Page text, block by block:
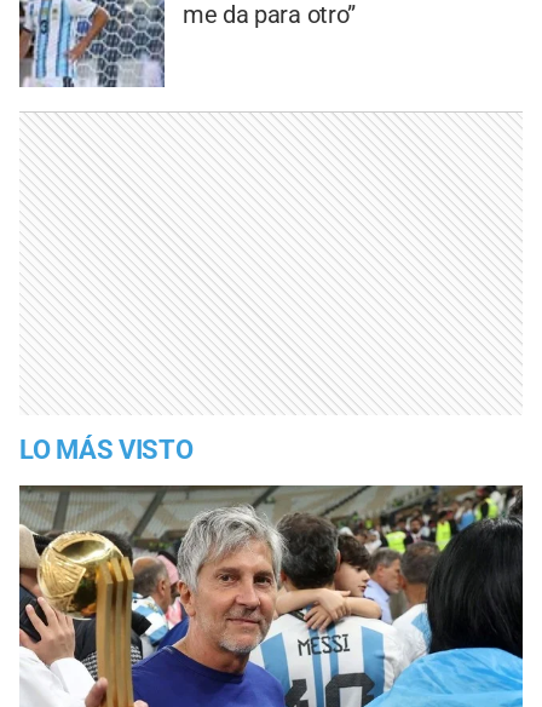
me da para otro”
LO MÁS VISTO